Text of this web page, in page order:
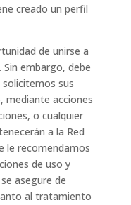
creado un perfil
de unirse a
embargo, debe
sus
mediante acciones
o cualquier
a la Red
le recomendamos
de uso y
asegure de
al tratamiento